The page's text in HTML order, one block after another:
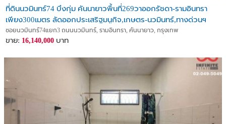
ที่ดินนวมินทร์74 บึงกุ่ม คันนายาวพื้นที่269วาออกรัชดา-รามอินทรา
เพียง300เมตร ลัดออกประเสริฐมนูกิจ,เกษตร-นวมินทร์,ทางด่วนฯ
เหมาะปลูกบ้าน,โกดัง
ซอยนวมินทร์74แยก3 ถนนนวมินทร์, รามอินทรา, คันนายาว, กรุงเทพ
ขาย: 16,140,000 บาท